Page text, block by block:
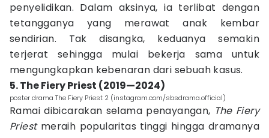
penyelidikan. Dalam aksinya, ia terlibat dengan
tetangganya yang merawat anak kembar
sendirian. Tak disangka, keduanya semakin
terjerat sehingga mulai bekerja sama untuk
mengungkapkan kebenaran dari sebuah kasus.
5. The Fiery Priest (2019—2024)
poster drama The Fiery Priest 2 (instagram.com/sbsdrama.official)
Ramai dibicarakan selama penayangan, The Fiery
Priestmeraih popularitas tinggi hingga dramanya